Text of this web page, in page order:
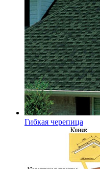
Гибкая черепица